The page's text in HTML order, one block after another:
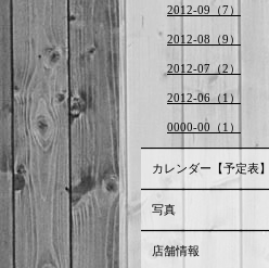
2012-09（7）
2012-08（9）
2012-07（2）
2012-06（1）
0000-00（1）
カレンダー【予定表】
写真
店舗情報